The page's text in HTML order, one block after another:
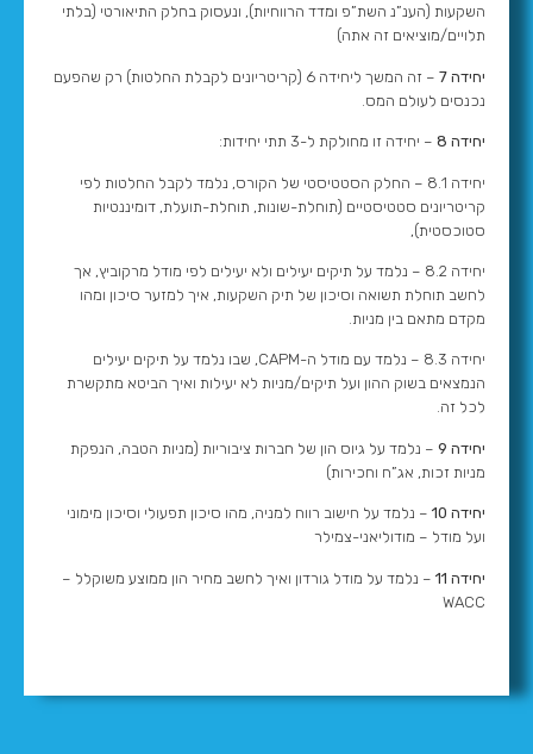
השקעות (הענ”נ השת”פ ומדד הרווחיות), ונעסוק בחלק התיאורטי (בלתי
תלויים/מוציאים זה אתה)
יחידה 7
– זה המשך ליחידה 6 (קריטריונים לקבלת החלטות) רק שהפעם
נכנסים לעולם המס.
יחידה 8 – יחידה זו מחולקת ל-3 תתי יחידות:
יחידה 8.1 – החלק הסטטיסטי של הקורס, נלמד לקבל החלטות לפי
קריטריונים סטטיסטיים (תוחלת-שונות, תוחלת-תועלת, דומיננטיות
סטוכסטית),
יחידה 8.2 – נלמד על תיקים יעילים ולא יעילים לפי מודל מרקוביץ, אך
לחשב תוחלת תשואה וסיכון של תיק השקעות, איך למזער סיכון ומהו
מקדם מתאם בין מניות.
יחידה 8.3 – נלמד עם מודל ה-CAPM, שבו נלמד על תיקים יעילים
הנמצאים בשוק ההון ועל תיקים/מניות לא יעילות ואיך הביטא מתקשרת
לכל זה.
יחידה 9
– נלמד על גיוס הון של חברות ציבוריות (מניות הטבה, הנפקת
מניות זכות, אג”ח וחכירות)
יחידה 10
– נלמד על חישוב רווח למניה, מהו סיכון תפעולי וסיכון מימוני
ועל מודל – מודוליאני-צמילר
יחידה 11
– נלמד על מודל גורדון ואיך לחשב מחיר הון ממוצע משוקלל –
WACC